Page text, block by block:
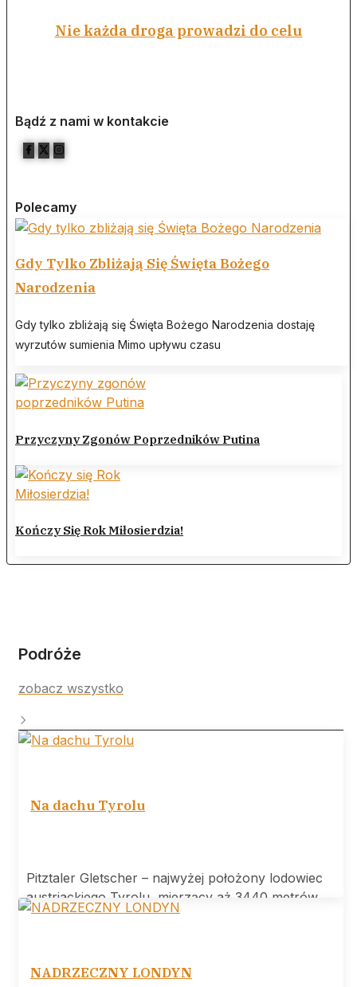
Nie każda droga prowadzi do celu
Bądź z nami w kontakcie
Polecamy
Gdy Tylko Zbliżają Się Święta Bożego
Narodzenia
Gdy tylko zbliżają się Święta Bożego Narodzenia dostaję
wyrzutów sumienia Mimo upływu czasu
Przyczyny Zgonów Poprzedników Putina
Kończy Się Rok Miłosierdzia!
Podróże
zobacz wszystko
Na dachu Tyrolu
Pitztaler Gletscher – najwyżej położony lodowiec
austriackiego Tyrolu, mierzący aż 3440 metrów
wysokości.
NADRZECZNY LONDYN